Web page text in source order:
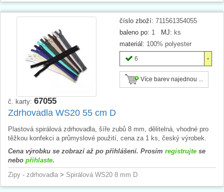
číslo zboží: 711561354055
baleno po: 1 MJ: ks
materiál: 100% polyester
6
Více barev najednou ...
č. karty: 67055
Zdrhovadla WS20 55 cm D
Plastová spirálová zdrhovadla, šíře zubů 8 mm, dělitelná, vhodné pro
těžkou konfekci a průmyslové použití, cena za 1 ks, český výrobek.
Cena výrobku se zobrazí až po přihlášení. Prosím registrujte se
nebo přihlaste.
Zipy - zdrhovadla > Spirálová WS20 8 mm D